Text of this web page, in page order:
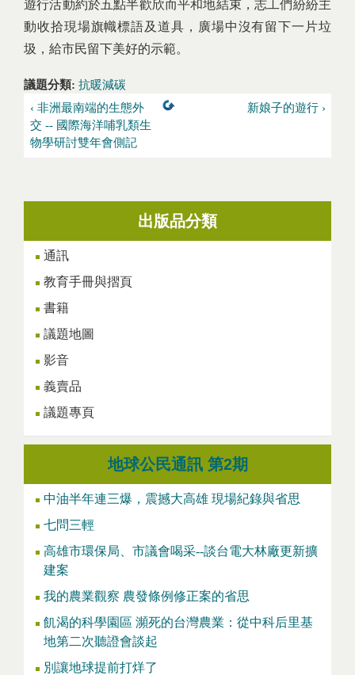
遊行活動約於五點半歡欣而平和地結束，志工們紛紛主
動收拾現場旗幟標語及道具，廣場中沒有留下一片垃
圾，給市民留下美好的示範。
議題分類: 抗暖減碳
‹ 非洲最南端的生態外
交 -- 國際海洋哺乳類生
物學研討雙年會側記
新娘子的遊行 ›
出版品分類
通訊
教育手冊與摺頁
書籍
議題地圖
影音
義賣品
議題專頁
地球公民通訊 第2期
中油半年連三爆，震撼大高雄 現場紀錄與省思
七問三輕
高雄市環保局、市議會喝采--談台電大林廠更新擴
建案
我的農業觀察 農發條例修正案的省思
飢渴的科學園區 瀕死的台灣農業：從中科后里基
地第二次聽證會談起
別讓地球提前打烊了